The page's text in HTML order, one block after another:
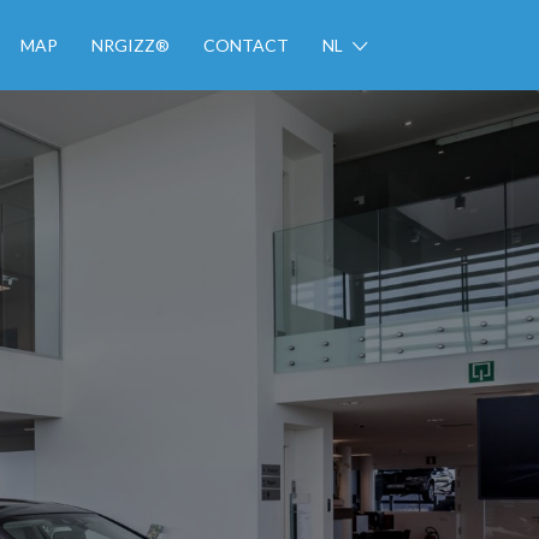
MAP NRGIZZ® CONTACT NL